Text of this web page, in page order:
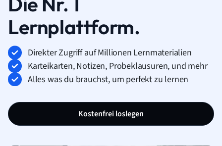
Lernplattform.
Direkter Zugriff auf Millionen Lernmaterialien
Karteikarten, Notizen, Probeklausuren, und mehr
Alles was du brauchst, um perfekt zu lernen
Kostenfrei loslegen